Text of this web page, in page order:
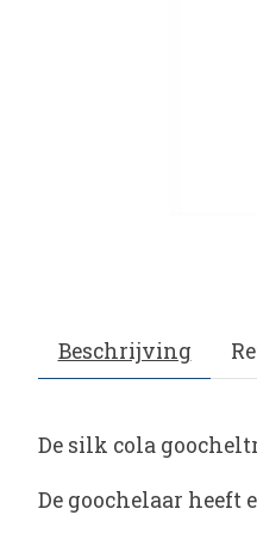
Beschrijving
De silk cola
De goochelaar heeft